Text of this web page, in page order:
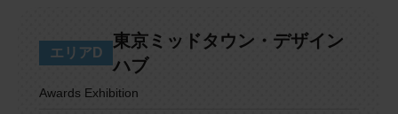
エリアD
東京ミッドタウン・デザイン
ハブ
Awards Exhibition